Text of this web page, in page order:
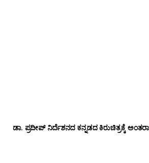
ಡಾ‌. ಪ್ರದೀಪ್‌ ನಿರ್ದೆಶನದ ಕನ್ನಡದ ಕಿರುಚಿತ್ರಕ್ಕೆ